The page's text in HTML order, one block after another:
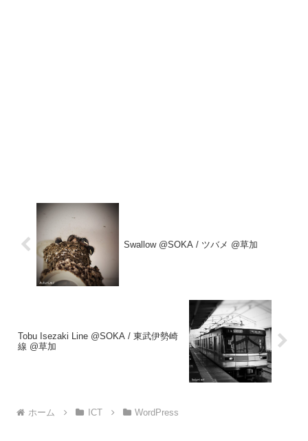
Swallow @SOKA / ツバメ @草加
Tobu Isezaki Line @SOKA / 東武伊勢崎
線 @草加
ホーム ICT WordPress